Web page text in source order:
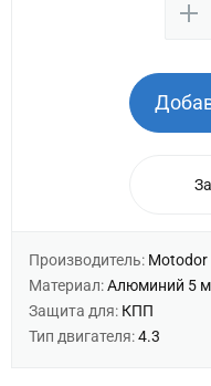
Производитель: Motodor
Материал:Алюминий 5
Защита для: КПП
Тип двигателя:4.3